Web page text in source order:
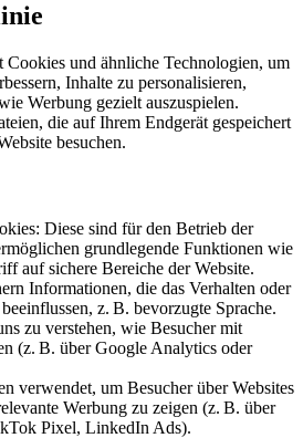
Cookies und ähnliche Technologien, um
Inhalte zu personalisieren,
Werbung gezielt auszuspielen.
die auf Ihrem Endgerät gespeichert
besuchen.
Diese sind für den Betrieb der
grundlegende Funktionen wie
auf sichere Bereiche der Website.
Informationen, die das Verhalten oder
z. B. bevorzugte Sprache.
zu verstehen, wie Besucher mit
(z. B. über Google Analytics oder
verwendet, um Besucher über Websites
Werbung zu zeigen (z. B. über
Pixel, LinkedIn Ads).